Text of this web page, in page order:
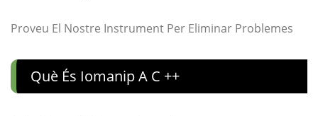
Proveu El Nostre Instrument Per Eliminar Problemes
Què És Iomanip A C ++